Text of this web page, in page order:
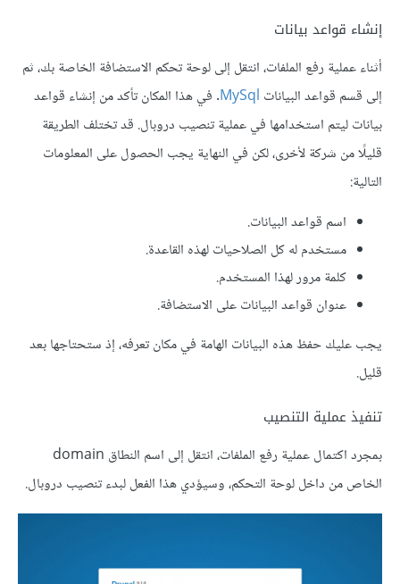
إنشاء قواعد بيانات
أثناء عملية رفع الملفات، انتقل إلى لوحة تحكم الاستضافة الخاصة بك، ثم
إلى قسم قواعد البيانات MySql. في هذا المكان تأكد من إنشاء قواعد
بيانات ليتم استخدامها في عملية تنصيب دروبال. قد تختلف الطريقة
قليلًا من شركة لأخرى، لكن في النهاية يجب الحصول على المعلومات
التالية:
اسم قواعد البيانات.
مستخدم له كل الصلاحيات لهذه القاعدة.
كلمة مرور لهذا المستخدم.
عنوان قواعد البيانات على الاستضافة.
يجب عليك حفظ هذه البيانات الهامة في مكان تعرفه، إذ ستحتاجها بعد
قليل.
تنفيذ عملية التنصيب
بمجرد اكتمال عملية رفع الملفات، انتقل إلى اسم النطاق domain
الخاص من داخل لوحة التحكم، وسيؤدي هذا الفعل لبدء تنصيب دروبال.